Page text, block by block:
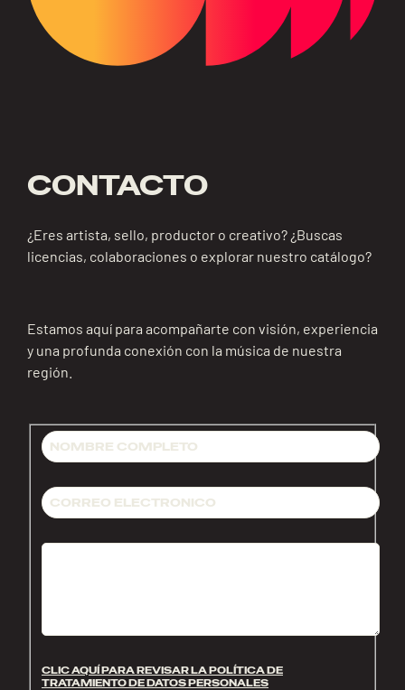
CONTACTO
¿Eres artista, sello, productor o creativo? ¿Buscas
licencias, colaboraciones o explorar nuestro catálogo?
Estamos aquí para acompañarte con visión, experiencia
y una profunda conexión con la música de nuestra
región.
CLIC AQUÍ PARA REVISAR LA POLÍTICA DE
TRATAMIENTO DE DATOS PERSONALES